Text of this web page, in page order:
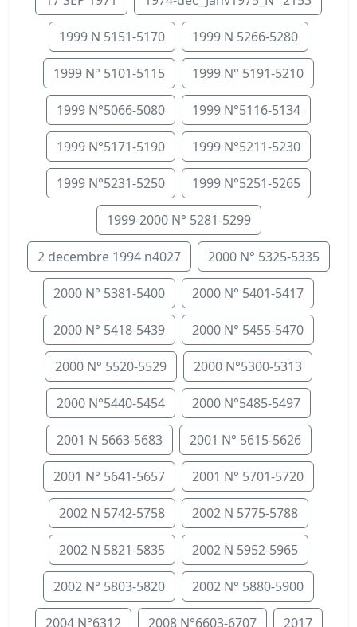
1999 N 5151-5170 1999 N 5266-5280
1999 N° 5101-5115 1999 N° 5191-5210
1999 N°5066-5080 1999 N°5116-5134
1999 N°5171-5190 1999 N°5211-5230
1999 N°5231-5250 1999 N°5251-5265
1999-2000 N° 5281-5299
2 decembre 1994 n4027 2000 N° 5325-5335
2000 N° 5381-5400 2000 N° 5401-5417
2000 N° 5418-5439 2000 N° 5455-5470
2000 N° 5520-5529 2000 N°5300-5313
2000 N°5440-5454 2000 N°5485-5497
2001 N 5663-5683 2001 N° 5615-5626
2001 N° 5641-5657 2001 N° 5701-5720
2002 N 5742-5758 2002 N 5775-5788
2002 N 5821-5835 2002 N 5952-5965
2002 N° 5803-5820 2002 N° 5880-5900
2004 N°6312 2008 N°6603-6707 2017